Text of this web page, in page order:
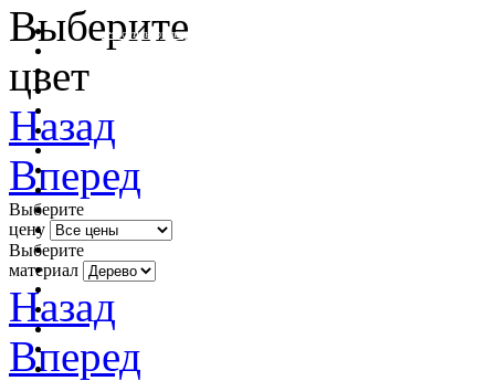
очистить фильтр цвета
Выберите
цвет
Назад
Вперед
Выберите
цену
Выберите
материал
Назад
Вперед